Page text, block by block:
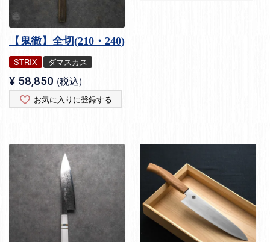
【鬼徹】全切(210・240)
STRIX ダマスカス
¥ 58,850 税込
お気に入りに登録する